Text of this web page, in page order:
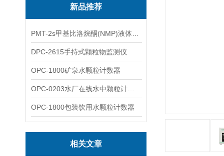
新品推荐
DPC-2615手持式颗粒物监测仪
OPC-1800矿泉水颗粒计数器
OPC-1800包装饮用水颗粒计数器
相关文章